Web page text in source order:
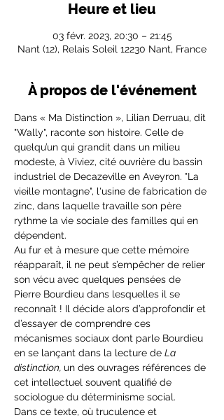
Heure et lieu
03 févr. 2023, 20:30 – 21:45
Nant (12), Relais Soleil 12230 Nant, France
À propos de l'événement
Dans « Ma Distinction », Lilian Derruau, dit
"Wally", raconte son histoire. Celle de
quelqu’un qui grandit dans un milieu
modeste, à Viviez, cité ouvrière du bassin
industriel de Decazeville en Aveyron. "La
vieille montagne", l'usine de fabrication de
zinc, dans laquelle travaille son père
rythme la vie sociale des familles qui en
dépendent.
Au fur et à mesure que cette mémoire
réapparaît, il ne peut s’empêcher de relier
son vécu avec quelques pensées de
Pierre Bourdieu dans lesquelles il se
reconnaît ! Il décide alors d’approfondir et
d’essayer de comprendre ces
mécanismes sociaux dont parle Bourdieu
en se lançant dans la lecture de La
distinction, un des ouvrages références de
cet intellectuel souvent qualifié de
sociologue du déterminisme social.
Dans ce texte, où truculence et